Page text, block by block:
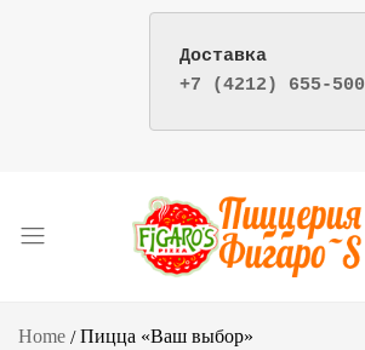
Доставка
+7 (4212) 655-500
суши
Home Пицца «Ваш выбор»